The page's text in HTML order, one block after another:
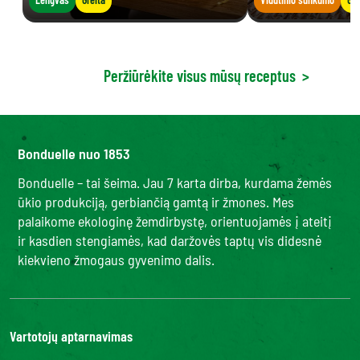
Peržiūrėkite visus mūsų receptus >
Bonduelle nuo 1853
Bonduelle – tai šeima. Jau 7 karta dirba, kurdama žemės
ūkio produkciją, gerbiančią gamtą ir žmones. Mes
palaikome ekologinę žemdirbystę, orientuojamės į ateitį
ir kasdien stengiamės, kad daržovės taptų vis didesnė
kiekvieno žmogaus gyvenimo dalis.
Vartotojų aptarnavimas